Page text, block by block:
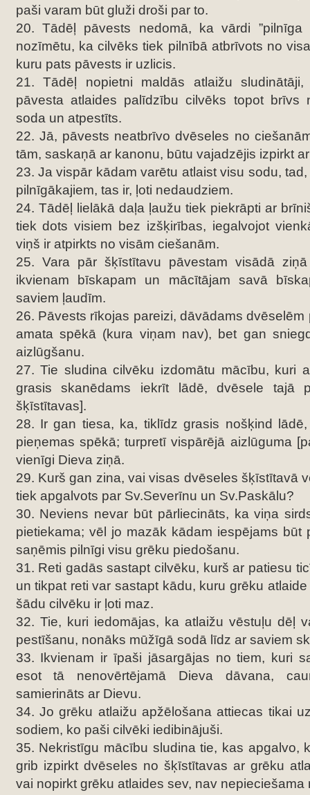
paši varam būt gluži droši par to.
20. Tādēļ pāvests nedomā, ka vārdi ”pilnīga
nozīmētu, ka cilvēks tiek pilnībā atbrīvots no
kuru pats pāvests ir uzlicis.
21. Tādēļ nopietni maldās atlaižu
pāvesta atlaides palīdzību cilvēks topot brīvs
soda un atpestīts.
22. Jā, pāvests neatbrīvo dvēseles no
tām, saskaņā ar kanonu, būtu vajadzējis izpirkt
23. Ja vispār kādam varētu atlaist visu sodu,
pilnīgākajiem, tas ir, ļoti nedaudziem.
24. Tādēļ lielākā daļa ļaužu tiek piekrāpti ar
tiek dots visiem bez izšķirības, iegalvojot
viņš ir atpirkts no visām ciešanām.
25. Vara pār šķīstītavu pāvestam visādā
ikvienam bīskapam un mācītājam savā
saviem ļaudīm.
26. Pāvests rīkojas pareizi, dāvādams
amata spēkā (kura viņam nav), bet gan
aizlūgšanu.
27. Tie sludina cilvēku izdomātu mācību, kuri
grasis skanēdams iekrīt lādē, dvēsele tajā
šķīstītavas].
28. Ir gan tiesa, ka, tiklīdz grasis nošķind
pieņemas spēkā; turpretī vispārējā aizlūguma
vienīgi Dieva ziņā.
29. Kurš gan zina, vai visas dvēseles šķīstītavā
tiek apgalvots par Sv.Severīnu un Sv.Paskālu?
30. Neviens nevar būt pārliecināts, ka viņa
pietiekama; vēl jo mazāk kādam iespējams būt
saņēmis pilnīgi visu grēku piedošanu.
31. Reti gadās sastapt cilvēku, kurš ar patiesu
un tikpat reti var sastapt kādu, kuru grēku
šādu cilvēku ir ļoti maz.
32. Tie, kuri iedomājas, ka atlaižu vēstuļu dēļ
pestīšanu, nonāks mūžīgā sodā līdz ar saviem
33. Ikvienam ir īpaši jāsargājas no tiem, kuri
esot tā nenovērtējamā Dieva dāvana,
samierināts ar Dievu.
34. Jo grēku atlaižu apžēlošana attiecas tikai
sodiem, ko paši cilvēki iedibinājuši.
35. Nekristīgu mācību sludina tie, kas apgalvo,
grib izpirkt dvēseles no šķīstītavas ar grēku
vai nopirkt grēku atlaides sev, nav nepieciešama